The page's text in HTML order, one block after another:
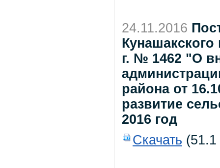
24.11.2016
Кунашакского
г. № 1462 "О
района от
развитие
2016 год
Скачать